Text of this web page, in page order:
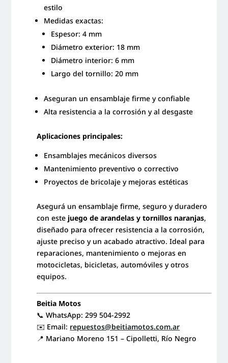
estilo
Medidas exactas:
Espesor: 4 mm
Diámetro exterior: 18 mm
Diámetro interior: 6 mm
Largo del tornillo: 20 mm
Aseguran un ensamblaje firme y confiable
Alta resistencia a la corrosión y al desgaste
Aplicaciones principales:
Ensamblajes mecánicos diversos
Mantenimiento preventivo o correctivo
Proyectos de bricolaje y mejoras estéticas
Asegurá un ensamblaje firme, seguro y duradero
con este juego de arandelas y tornillos naranjas,
diseñado para ofrecer resistencia a la corrosión,
ajuste preciso y un acabado atractivo. Ideal para
reparaciones, mantenimiento o mejoras en
motocicletas, bicicletas, automóviles y otros
equipos.
Beitia Motos
📞 WhatsApp: 299 504-2992
✉️ Email: repuestos@beitiamotos.com.ar
📍 Mariano Moreno 151 – Cipolletti, Río Negro